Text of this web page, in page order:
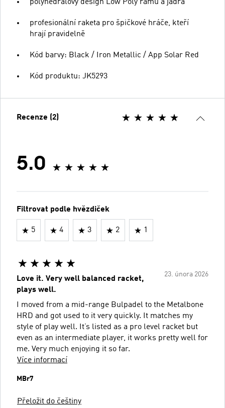
polyhedralový design Low Poly rámu a jádra
profesionální raketa pro špičkové hráče, kteří
hrají pravidelně
Kód barvy: Black / Iron Metallic / App Solar Red
Kód produktu: JK5293
Recenze (2)
5.0
Filtrovat podle hvězdiček
5 4 3 2 1
23. února 2026
Love it. Very well balanced racket,
plays well.
I moved from a mid-range Bulpadel to the Metalbone
HRD and got used to it very quickly. It matches my
style of play well. It’s listed as a pro level racket but
even as an intermediate player, it works pretty well for
me. Very much enjoying it so far.
Více informací
MBr7
Přeložit do češtiny